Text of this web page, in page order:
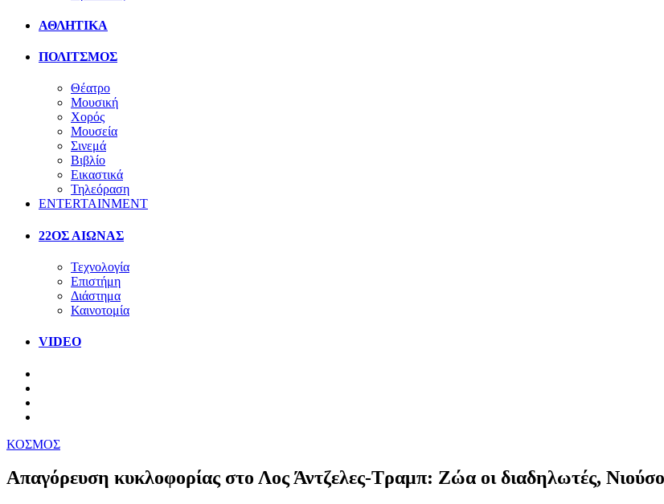
ΑΘΛΗΤΙΚΑ
ΠΟΛΙΤΣΜΟΣ
Θέατρο
Μουσική
Χορός
Μουσεία
Σινεμά
Βιβλίο
Εικαστικά
Τηλεόραση
ENTERTAINMENT
22ΟΣ ΑΙΩΝΑΣ
Τεχνολογία
Επιστήμη
Διάστημα
Καινοτομία
VIDEO
ΚΟΣΜΟΣ
Απαγόρευση κυκλοφορίας στο Λος Άντζελες-Τραμπ: Ζώα οι διαδηλωτές,